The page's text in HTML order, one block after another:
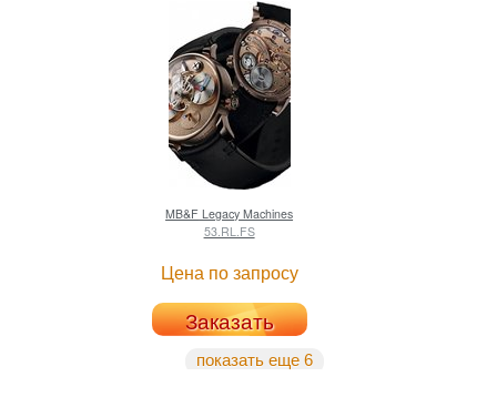
MB&F Legacy Machines
53.RL.FS
Цена по запросу
Заказать
показать еще 6